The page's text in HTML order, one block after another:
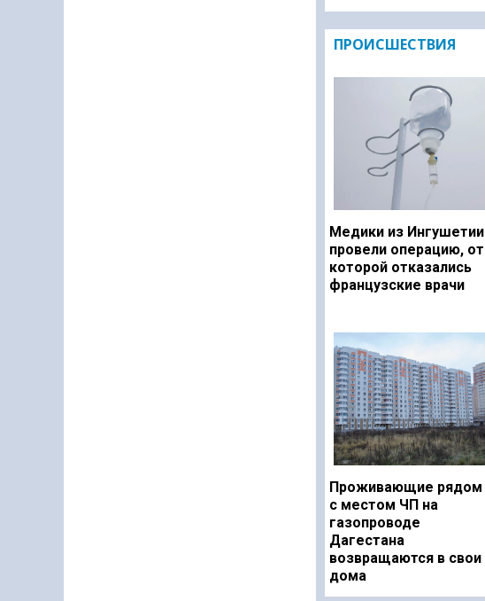
ПРОИСШЕСТВИЯ
Медики из Ингушетии
провели операцию, от
которой отказались
французские врачи
Проживающие рядом
с местом ЧП на
газопроводе
Дагестана
возвращаются в свои
дома